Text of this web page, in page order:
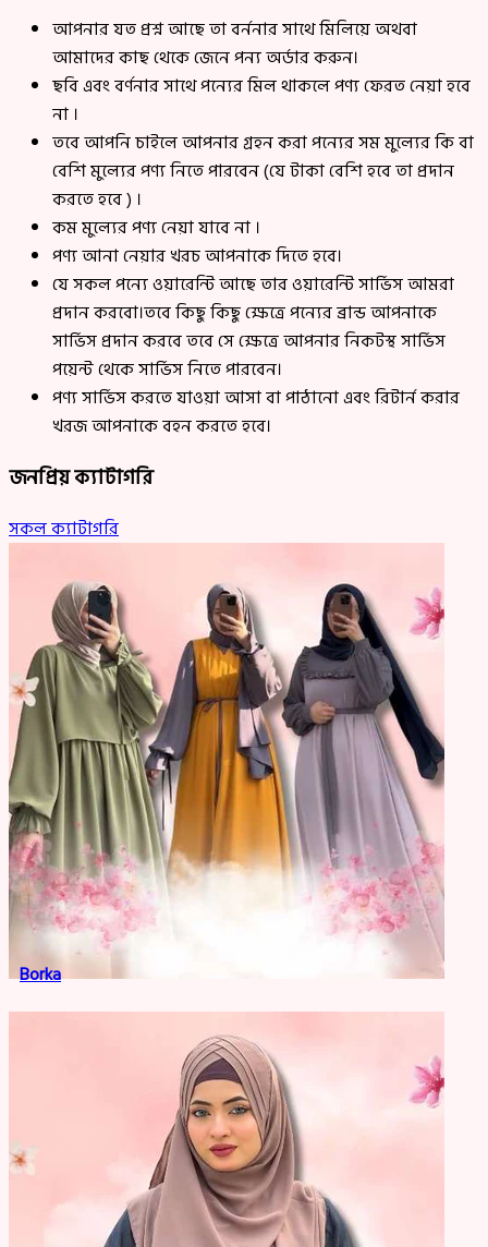
আপনার যত প্রশ্ন আছে তা বর্ননার সাথে মিলিয়ে অথবা
আমাদের কাছ থেকে জেনে পন্য অর্ডার করুন।
ছবি এবং বর্ণনার সাথে পন্যের মিল থাকলে পণ্য ফেরত নেয়া হবে
না ।
তবে আপনি চাইলে আপনার গ্রহন করা পন্যের সম মুল্যের কি বা
বেশি মুল্যের পণ্য নিতে পারবেন (যে টাকা বেশি হবে তা প্রদান
করতে হবে ) ।
কম মুল্যের পণ্য নেয়া যাবে না ।
পণ্য আনা নেয়ার খরচ আপনাকে দিতে হবে।
যে সকল পন্যে ওয়ারেন্টি আছে তার ওয়ারেন্টি সার্ভিস আমরা
প্রদান করবো।তবে কিছু কিছু ক্ষেত্রে পন্যের ব্রান্ড আপনাকে
সার্ভিস প্রদান করবে তবে সে ক্ষেত্রে আপনার নিকটস্থ সার্ভিস
পয়েন্ট থেকে সার্ভিস নিতে পারবেন।
পণ্য সার্ভিস করতে যাওয়া আসা বা পাঠানো এবং রিটার্ন করার
খরজ আপনাকে বহন করতে হবে।
জনপ্রিয় ক্যাটাগরি
সকল ক্যাটাগরি
Borka